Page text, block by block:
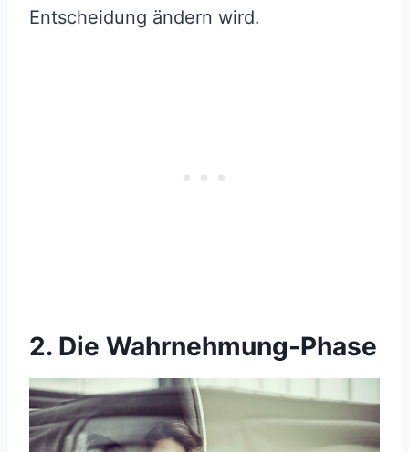
Entscheidung ändern wird.
2. Die Wahrnehmung-Phase